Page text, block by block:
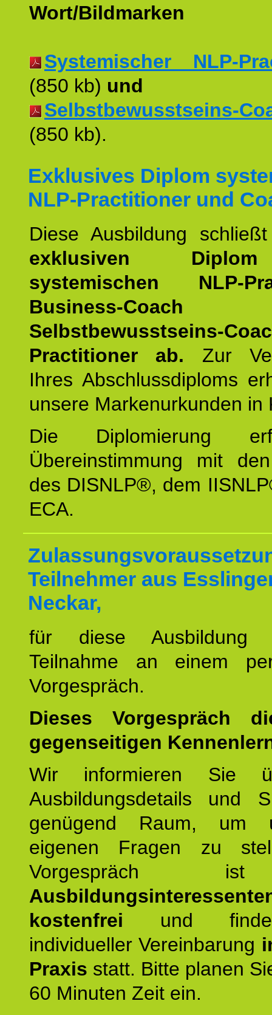
Wort/Bildmarken
Systemischer NLP-
(850 kb) und
Selbstbewusstseins-
(850 kb).
Exklusives Diplom
NLP-Practitioner und
Diese Ausbildung
exklusiven
systemischen NLP-
Business-Coach
Selbstbewusstseins-
Practitioner ab. Zur
Ihres Abschlussdiploms
unsere Markenurkunden in
Die Diplomierung
Übereinstimmung mit
des DISNLP®, dem
ECA.
Teilnehmer aus
Neckar,
für diese
Teilnahme an einem
Vorgespräch.
Dieses Vorgespräch
gegenseitigen
Wir informieren Sie
Ausbildungsdetails und
genügend Raum, um
eigenen Fragen zu
kostenfrei und
individueller Vereinbarung
Praxis statt. Bitte planen
60 Minuten Zeit ein.